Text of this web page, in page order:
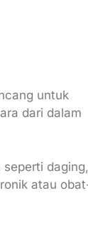
untuk
dari dalam
daging,
atau